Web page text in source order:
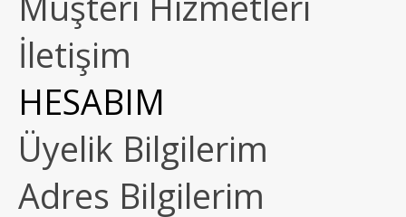
İletişim
HESABIM
Üyelik Bilgilerim
Adres Bilgilerim